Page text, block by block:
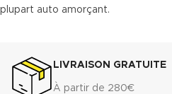
plupart auto amorçant.
LIVRAISON GRATUITE
À partir de 280€